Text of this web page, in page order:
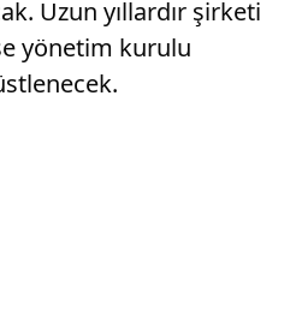
Uzun yıllardır şirketi
yönetim kurulu